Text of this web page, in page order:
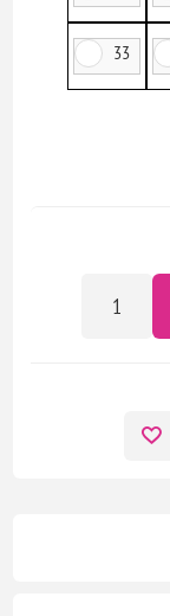
33